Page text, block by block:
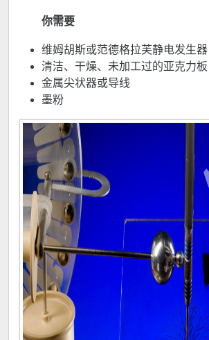
你需要
维姆胡斯或范德格拉芙静电发生器
清洁、干燥、未加工过的亚克力板
金属尖状器或导线
墨粉